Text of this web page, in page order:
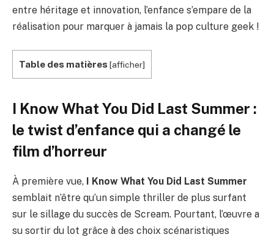
entre héritage et innovation, l’enfance s’empare de la
réalisation pour marquer à jamais la pop culture geek !
Table des matières [afficher]
I Know What You Did Last Summer :
le twist d’enfance qui a changé le
film d’horreur
À première vue, I Know What You Did Last Summer
semblait n’être qu’un simple thriller de plus surfant
sur le sillage du succès de Scream. Pourtant, l’œuvre a
su sortir du lot grâce à des choix scénaristiques